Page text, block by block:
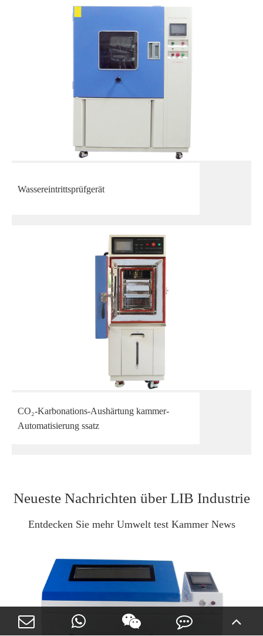
Wassereintrittsprüfgerät
CO₂-Karbonations-Aushärtung kammer-
Automatisierung ssatz
Neueste Nachrichten über LIB Industrie
Entdecken Sie mehr Umwelt test Kammer News